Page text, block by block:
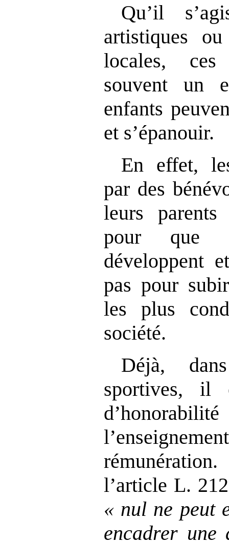
Qu’il
artistiques
locales, ces
souvent un
enfants
et s’épanouir.
En effet,
par des
leurs
pour que
développent
pas pour
les plus
société.
Déjà,
sportives, il
l’article L.
« nul ne peut
encadrer une